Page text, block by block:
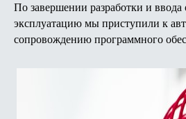
По завершении разработки и ввода
эксплуатацию мы приступили к
сопровождению программного